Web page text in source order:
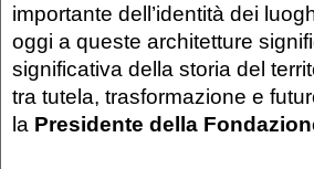
importante dell’identità dei
oggi a queste architetture
significativa della storia del
tra tutela, trasformazione e
la Presidente della